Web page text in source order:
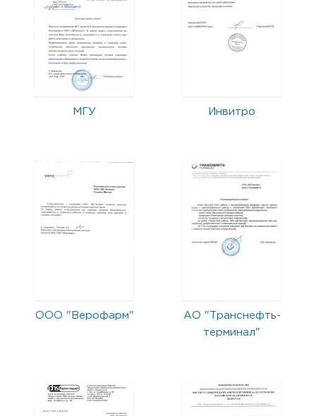
МГУ Инвитро
ООО "Верофарм"
АО "Транснефть-
терминал"